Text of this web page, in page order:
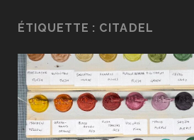
ÉTIQUETTE : CITADEL